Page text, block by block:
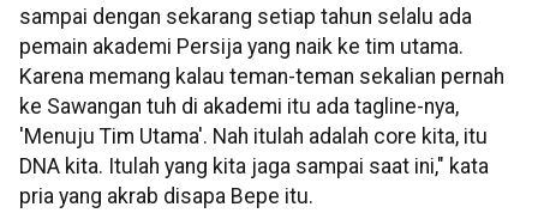
sampai dengan sekarang setiap tahun selalu ada
pemain akademi Persija yang naik ke tim utama.
Karena memang kalau teman-teman sekalian pernah
ke Sawangan tuh di akademi itu ada tagline-nya,
'Menuju Tim Utama'. Nah itulah adalah core kita, itu
DNA kita. Itulah yang kita jaga sampai saat ini," kata
pria yang akrab disapa Bepe itu.